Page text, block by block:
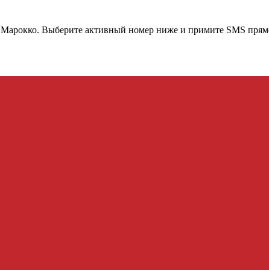
Марокко. Выберите активный номер ниже и примите SMS